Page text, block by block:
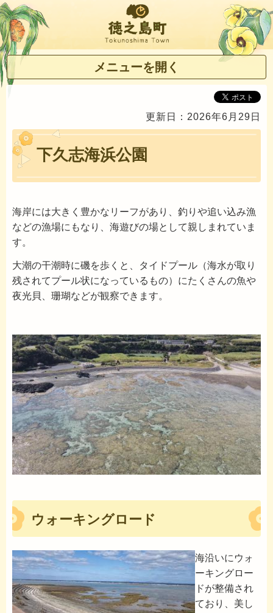
徳之島町
メニューを開く
更新日：2026年6月29日
下久志海浜公園
海岸には大きく豊かなリーフがあり、釣りや追い込み漁
などの漁場にもなり、海遊びの場として親しまれていま
す。
大潮の干潮時に磯を歩くと、タイドプール（海水が取り
残されてプール状になっているもの）にたくさんの魚や
夜光貝、珊瑚などが観察できます。
ウォーキングロード
海沿いにウォ
ーキングロー
ドが整備され
ており、美し